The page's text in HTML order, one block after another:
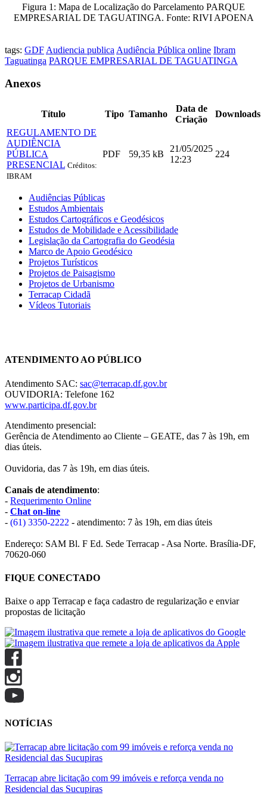
Figura 1: Mapa de Localização do Parcelamento PARQUE
EMPRESARIAL DE TAGUATINGA. Fonte: RIVI APOENA
tags: GDF Audiencia publica Audiência Pública online Ibram
Taguatinga PARQUE EMPRESARIAL DE TAGUATINGA
Anexos
Título Tipo Tamanho
Data de
Criação
Downloads
REGULAMENTO DE
AUDIÊNCIA
PÚBLICA
PRESENCIAL Créditos:
IBRAM
PDF 59,35 kB
21/05/2025
12:23
224
Audiências Públicas
Estudos Ambientais
Estudos Cartográficos e Geodésicos
Estudos de Mobilidade e Acessibilidade
Legislação da Cartografia do Geodésia
Marco de Apoio Geodésico
Projetos Turísticos
Projetos de Paisagismo
Projetos de Urbanismo
Terracap Cidadã
Vídeos Tutoriais
ATENDIMENTO AO PÚBLICO
Atendimento SAC: sac@terracap.df.gov.br
OUVIDORIA: Telefone 162
www.participa.df.gov.br
Atendimento presencial:
Gerência de Atendimento ao Cliente – GEATE, das 7 às 19h, em
dias úteis.
Ouvidoria, das 7 às 19h, em dias úteis.
Canais de atendimento:
- Requerimento Online
- Chat on-line
- (61) 3350-2222 - atendimento: 7 às 19h, em dias úteis
Endereço: SAM Bl. F Ed. Sede Terracap - Asa Norte. Brasília-DF,
70620-060
FIQUE CONECTADO
Baixe o app Terracap e faça cadastro de regularização e enviar
propostas de licitação
NOTÍCIAS
Terracap abre licitação com 99 imóveis e reforça venda no
Residencial das Sucupiras